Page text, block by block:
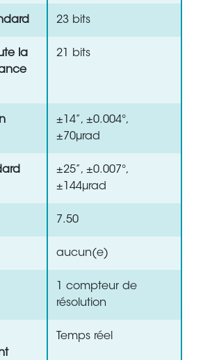
23 bits
la
21 bits
±14”, ±0.004°,
±70µrad
±25”, ±0.007°,
±144µrad
7.50
aucun(e)
1 compteur de
résolution
Temps réel